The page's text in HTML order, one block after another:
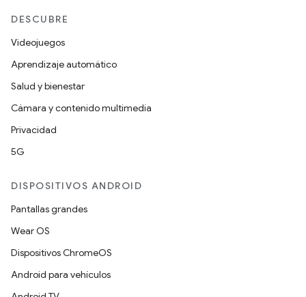
DESCUBRE
Videojuegos
Aprendizaje automático
Salud y bienestar
Cámara y contenido multimedia
Privacidad
5G
DISPOSITIVOS ANDROID
Pantallas grandes
Wear OS
Dispositivos ChromeOS
Android para vehículos